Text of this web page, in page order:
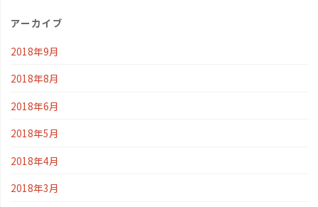
アーカイブ
2018年9月
2018年8月
2018年6月
2018年5月
2018年4月
2018年3月